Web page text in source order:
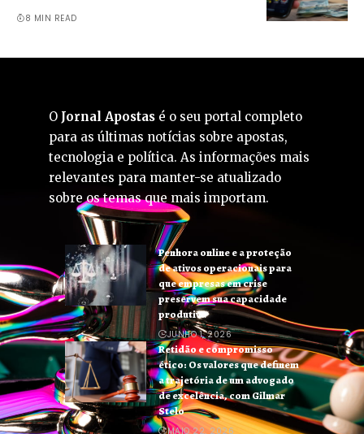
8 MIN READ
O Jornal Apostas é o seu portal completo
para as últimas notícias sobre apostas,
tecnologia e política. As informações mais
relevantes para manter-se atualizado
sobre os temas que mais importam.
Penhora online e a proteção
de ativos operacionais para
que empresas em crise
preservem sua capacidade
produtiva
JUNHO 1, 2026
Retidão e compromisso
ético: Os valores que definem
a trajetória de um advogado
de excelência, com Gilmar
Stelo
MAIO 22, 2026